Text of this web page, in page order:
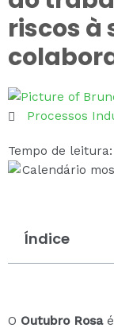
riscos à
Processos
Tempo de
Índice
O Outubro Rosaé